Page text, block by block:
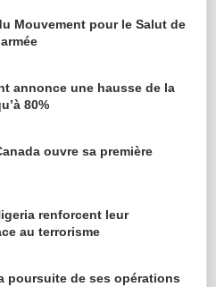
Mouvement pour le Salut de
annonce une hausse de la
80%
ouvre sa première
renforcent leur
au terrorisme
poursuite de ses opérations